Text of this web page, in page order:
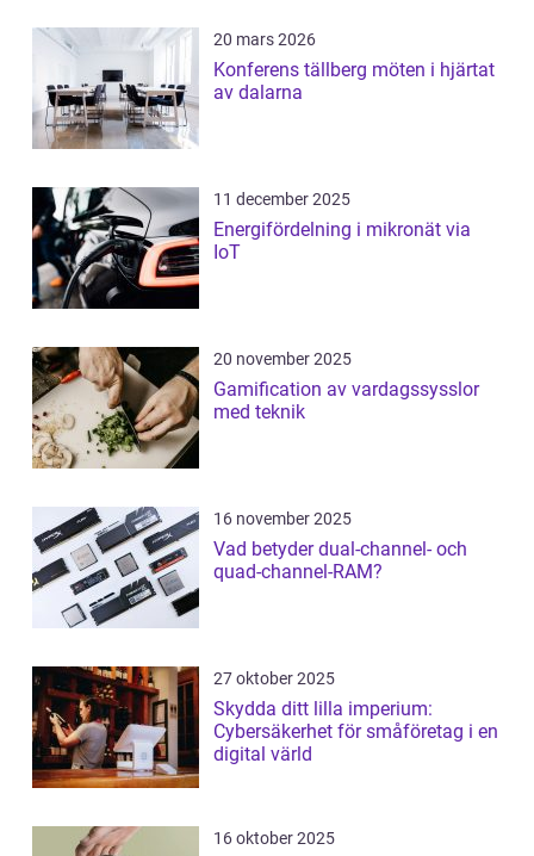
20 mars 2026
Konferens tällberg möten i hjärtat
av dalarna
11 december 2025
Energifördelning i mikronät via
IoT
20 november 2025
Gamification av vardagssysslor
med teknik
16 november 2025
Vad betyder dual-channel- och
quad-channel-RAM?
27 oktober 2025
Skydda ditt lilla imperium:
Cybersäkerhet för småföretag i en
digital värld
16 oktober 2025